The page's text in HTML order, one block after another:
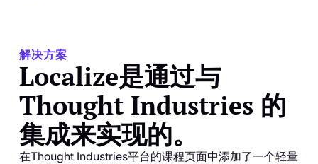
解决方案
Localize是通过与
Thought Industries 的
集成来实现的。
在Thought Industries平台的课程页面中添加了一个轻量